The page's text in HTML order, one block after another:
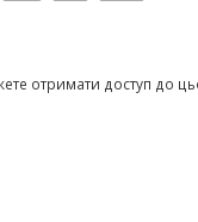
отримати доступ до